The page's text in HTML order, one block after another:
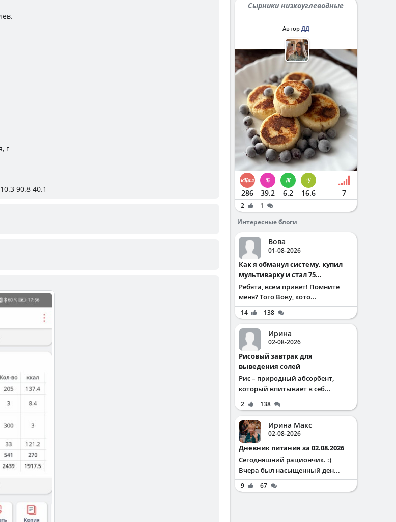
г
90.8 40.1
Сырники низкоуглеводные
Автор ДД
286 39.2 6.2 16.6 7
2
1
Интересные блоги
Вова
01-08-2026
Как я обманул систему, купил
мультиварку и стал 75...
Ребята, всем привет! Помните
меня? Того Вову, кото...
14 138
Ирина
02-08-2026
Рисовый завтрак для
выведения солей
Рис – природный абсорбент,
который впитывает в себ...
2 138
Ирина Макс
02-08-2026
Дневник питания за 02.08.2026
Сегодняшний рациончик. :)
Вчера был насыщенный ден...
9 67